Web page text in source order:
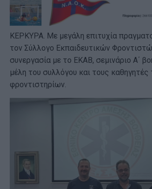
ΚΕΡΚΥΡΑ. Με μεγάλη επιτυχία
τον Σύλλογο Εκπαιδευτικών
συνεργασία με το ΕΚΑΒ, σεμινάριο Α΄
μέλη του συλλόγου και τους καθηγητές
φροντιστηρίων.